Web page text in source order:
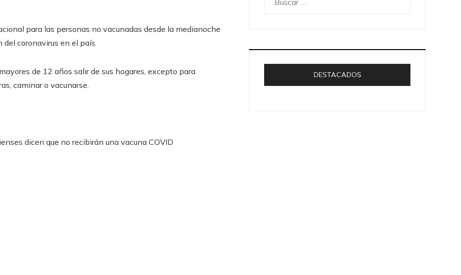
para las personas no vacunadas desde la medianoche
coronavirus en el país.
de 12 años salir de sus hogares, excepto para
caminar o vacunarse.
dicen que no recibirán una vacuna COVID
DESTACADOS